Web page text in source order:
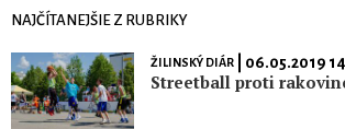
NAJČÍTANEJŠIE Z RUBRIKY
ŽILINSKÝ DIÁR| 06.05.2019
Streetball proti